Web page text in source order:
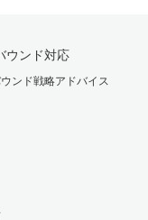
ウンド対応
ンド戦略アドバイス